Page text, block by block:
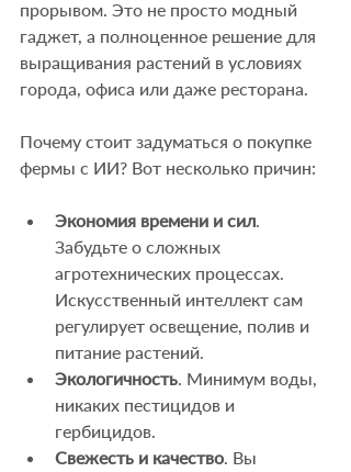
прорывом. Это не просто модный
гаджет, а полноценное решение для
выращивания растений в условиях
города, офиса или даже ресторана.
Почему стоит задуматься о покупке
фермы с ИИ? Вот несколько причин:
Экономия времени и сил.
Забудьте о сложных
агротехнических процессах.
Искусственный интеллект сам
регулирует освещение, полив и
питание растений.
Экологичность. Минимум воды,
никаких пестицидов и
гербицидов.
Свежесть и качество. Вы